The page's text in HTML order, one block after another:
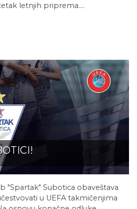
letnjih priprema.…
"Spartak" Subotica obaveštava
u UEFA takmičenjima